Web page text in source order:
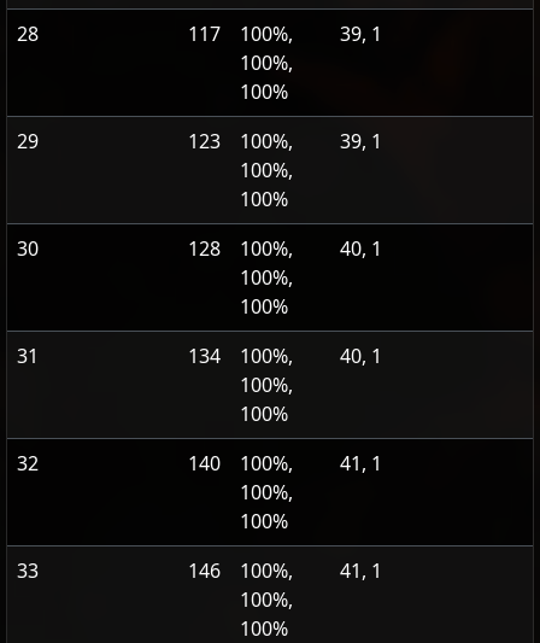
28 117
100%,
100%,
100%
39, 1
29 123
100%,
100%,
100%
39, 1
30 128
100%,
100%,
100%
40, 1
31 134
100%,
100%,
100%
40, 1
32 140
100%,
100%,
100%
41, 1
33 146
100%,
100%,
100%
41, 1